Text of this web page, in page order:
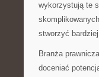
wykorzystują te
stworzyć
Branża
doceniać